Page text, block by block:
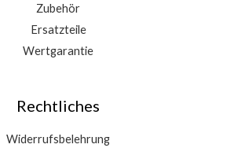
Zubehör
Ersatzteile
Wertgarantie
Rechtliches
Widerrufsbelehrung